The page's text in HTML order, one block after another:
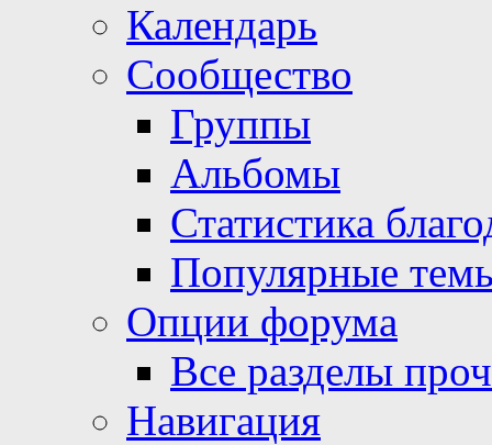
Календарь
Сообщество
Группы
Альбомы
Статистика
Популярные
Опции форума
Все разделы
Навигация